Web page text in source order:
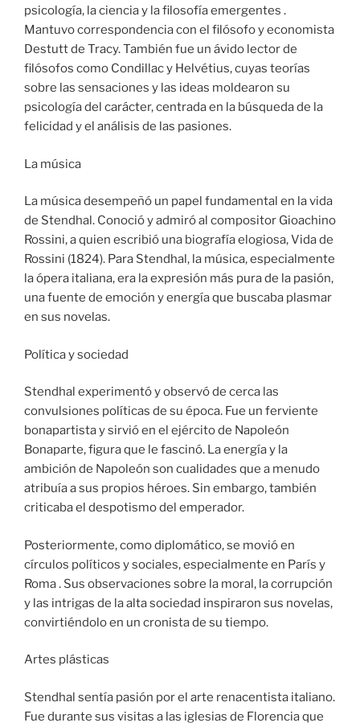
psicología, la ciencia y la filosofía emergentes .
Mantuvo correspondencia con el filósofo y economista
Destutt de Tracy. También fue un ávido lector de
filósofos como Condillac y Helvétius, cuyas teorías
sobre las sensaciones y las ideas moldearon su
psicología del carácter, centrada en la búsqueda de la
felicidad y el análisis de las pasiones.
La música
La música desempeñó un papel fundamental en la vida
de Stendhal. Conoció y admiró al compositor Gioachino
Rossini, a quien escribió una biografía elogiosa, Vida de
Rossini (1824). Para Stendhal, la música, especialmente
la ópera italiana, era la expresión más pura de la pasión,
una fuente de emoción y energía que buscaba plasmar
en sus novelas.
Política y sociedad
Stendhal experimentó y observó de cerca las
convulsiones políticas de su época. Fue un ferviente
bonapartista y sirvió en el ejército de Napoleón
Bonaparte, figura que le fascinó. La energía y la
ambición de Napoleón son cualidades que a menudo
atribuía a sus propios héroes. Sin embargo, también
criticaba el despotismo del emperador.
Posteriormente, como diplomático, se movió en
círculos políticos y sociales, especialmente en París y
Roma . Sus observaciones sobre la moral, la corrupción
y las intrigas de la alta sociedad inspiraron sus novelas,
convirtiéndolo en un cronista de su tiempo.
Artes plásticas
Stendhal sentía pasión por el arte renacentista italiano.
Fue durante sus visitas a las iglesias de Florencia que